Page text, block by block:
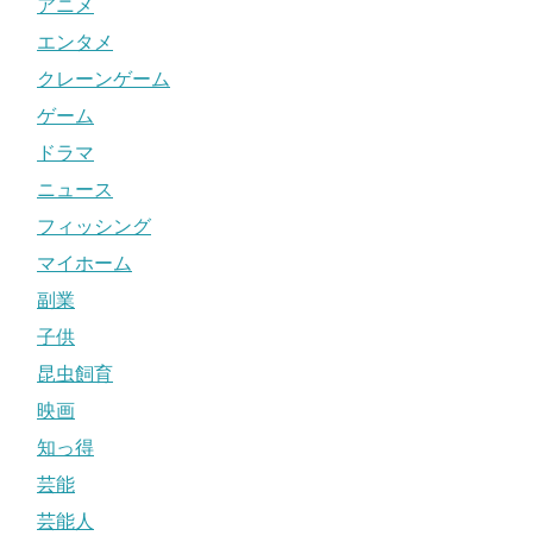
アニメ
エンタメ
クレーンゲーム
ゲーム
ドラマ
ニュース
フィッシング
マイホーム
副業
子供
昆虫飼育
映画
知っ得
芸能
芸能人